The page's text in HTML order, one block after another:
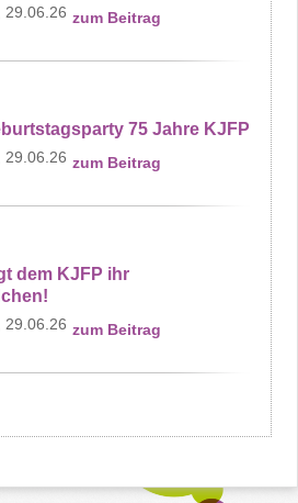
29.06.26 zum Beitrag
75 Jahre KJFP
29.06.26 zum Beitrag
dem KJFP ihr
29.06.26 zum Beitrag